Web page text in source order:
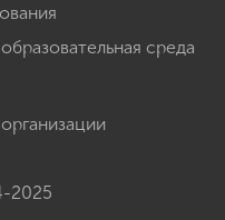
среда
2025